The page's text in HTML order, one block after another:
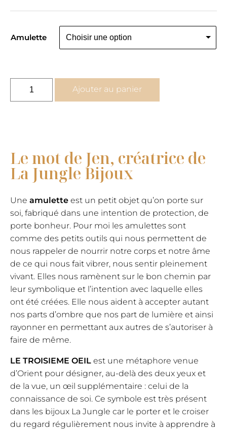
Amulette
collier
améthyste
Ajouter au panier
Le mot de Jen, créatrice de
La Jungle Bijoux
Une amulette est un petit objet qu’on porte sur
soi, fabriqué dans une intention de protection, de
porte bonheur. Pour moi les amulettes sont
comme des petits outils qui nous permettent de
nous rappeler de nourrir notre corps et notre âme
de ce qui nous fait vibrer, nous sentir pleinement
vivant. Elles nous ramènent sur le bon chemin par
leur symbolique et l’intention avec laquelle elles
ont été créées. Elle nous aident à accepter autant
nos parts d’ombre que nos part de lumière et ainsi
rayonner en permettant aux autres de s’autoriser à
faire de même.
LE TROISIEME OEIL est une métaphore venue
d’Orient pour désigner, au-delà des deux yeux et
de la vue, un œil supplémentaire : celui de la
connaissance de soi. Ce symbole est très présent
dans les bijoux La Jungle car le porter et le croiser
du regard régulièrement nous invite à apprendre à